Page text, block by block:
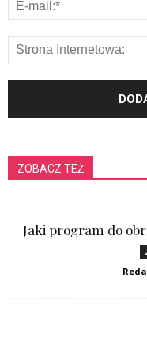
ZOBACZ TEŻ
Jaki program do